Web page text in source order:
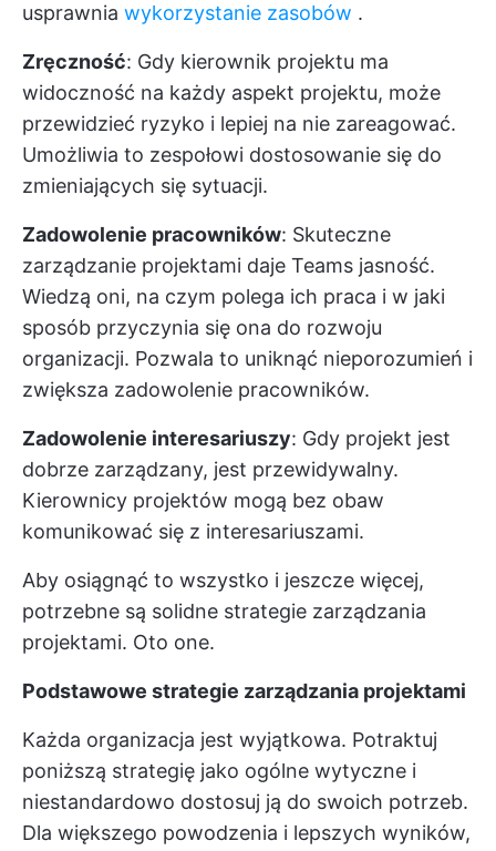
usprawnia wykorzystanie zasobów .
Zręczność: Gdy kierownik projektu ma
widoczność na każdy aspekt projektu, może
przewidzieć ryzyko i lepiej na nie zareagować.
Umożliwia to zespołowi dostosowanie się do
zmieniających się sytuacji.
Zadowolenie pracowników: Skuteczne
zarządzanie projektami daje Teams jasność.
Wiedzą oni, na czym polega ich praca i w jaki
sposób przyczynia się ona do rozwoju
organizacji. Pozwala to uniknąć nieporozumień i
zwiększa zadowolenie pracowników.
Zadowolenie interesariuszy: Gdy projekt jest
dobrze zarządzany, jest przewidywalny.
Kierownicy projektów mogą bez obaw
komunikować się z interesariuszami.
Aby osiągnąć to wszystko i jeszcze więcej,
potrzebne są solidne strategie zarządzania
projektami. Oto one.
Podstawowe strategie zarządzania projektami
Każda organizacja jest wyjątkowa. Potraktuj
poniższą strategię jako ogólne wytyczne i
niestandardowo dostosuj ją do swoich potrzeb.
Dla większego powodzenia i lepszych wyników,